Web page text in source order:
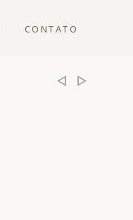
CONTATO